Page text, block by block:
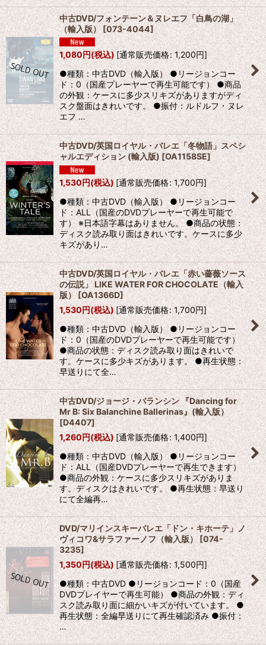
中古DVD/フォンテーン＆ヌレエフ「白鳥の湖」
（輸入版） [073-4044]
1,080円(税込)[通常販売価格: 1,200円]
●種類：中古DVD（輸入版） ●リージョンコー
ド：0（国産プレーヤーで再生可能です） ●商品
の外観：ケースに多少スリキズがありますがディ
スク盤面はきれいです。 ●振付：ルドルフ・ヌレ
エフ …
中古DVD/英国ロイヤル・バレエ「冬物語」スペシ
ャルエディション (輸入版) [OA1158SE]
1,530円(税込)[通常販売価格: 1,700円]
●種類：中古DVD（輸入版） ●リージョンコー
ド：ALL（国産のDVDプレーヤーで再生可能で
す） ※日本語字幕はありません。 ●商品の状態：
ディスク読み取り面はきれいです。ケースに多少
キズがあり…
中古DVD/英国ロイヤル・バレエ「赤い薔薇ソース
の伝説」 LIKE WATER FOR CHOCOLATE（輸入
版）[OA1366D]
1,530円(税込) [通常販売価格: 1,700円]
●種類：中古DVD（輸入版） ●リージョンコー
ド：0（国産のDVDプレーヤーで再生可能です）
●商品の状態：ディスク読み取り面はきれいで
す。ケースに多少キズがあります。 ●再生状態：
早送りにて全…
中古DVD/ジョージ・バランシン 『Dancing for
Mr B: Six Balanchine Ballerinas』(輸入版）
[D4407]
1,260円(税込)[通常販売価格: 1,400円]
●種類：中古DVD（輸入版） ●リージョンコー
ド：ALL（国産DVDプレーヤーで再生できます）
●商品の外観：ケースに多少スリキズがありま
す。ディスクはきれいです。 ●再生状態：早送り
にて全編再…
DVD/マリインスキーバレエ「ドン・キホーテ」ノ
ヴィコワ&サラファーノフ（輸入版） [074-
3235]
1,350円(税込)[通常販売価格: 1,500円]
●種類：中古DVD ●リージョンコード：0（国産
DVDプレイヤーで再生可能） ●商品の外観：ディ
スク読み取り面に細かいキズが付いています。 ●
再生状態：全編早送りにて再生確認済み ●振付：
…